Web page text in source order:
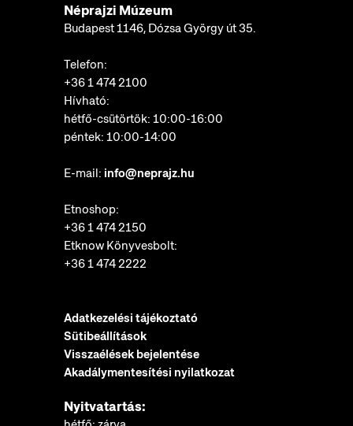
Néprajzi Múzeum
Budapest 1146, Dózsa György út 35.
Telefon:
+36 1 474 2100
Hívható:
hétfő-csütörtök: 10:00-16:00
péntek: 10:00-14:00
E-mail: info@neprajz.hu
Etnoshop:
+36 1 474 2150
Etknow Könyvesbolt:
+36 1 474 2222
Adatkezelési tájékoztató
Sütibeállítások
Visszaélések bejelentése
Akadálymentesítési nyilatkozat
Nyitvatartás: